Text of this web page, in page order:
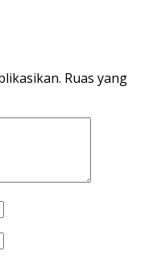
Ruas yang